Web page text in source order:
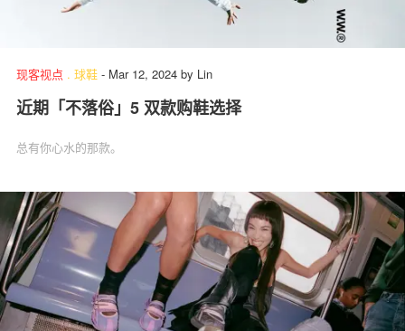
现客视点 . 球鞋 - Mar 12, 2024 by Lin
近期「不落俗」5 双款购鞋选择
总有你心水的那款。